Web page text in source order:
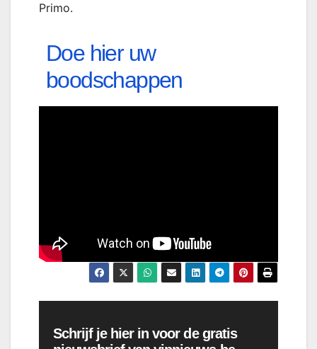
Primo.
Doe hier uw
boodschappen
Schrijf je hier in voor de gratis